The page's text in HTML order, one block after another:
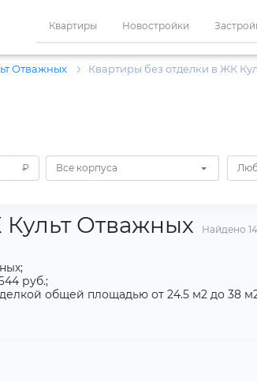
Квартиры Новостройки
Отважных Квартиры без отделки в ЖК
₽ Все корпуса
Отважных Найдено
руб.;
общей площадью от 24.5 м2 до 38